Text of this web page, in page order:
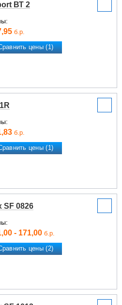
ВТ 2
б.р.
цены (1)
б.р.
цены (1)
SF 0826
- 171,00 б.р.
цены (2)